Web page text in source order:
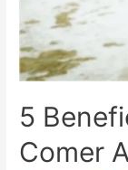
5
Comer